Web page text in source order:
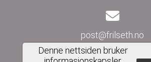
post@frilseth.no
Denne nettsiden bruker